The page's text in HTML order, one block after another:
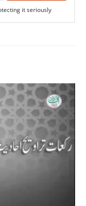
it seriously